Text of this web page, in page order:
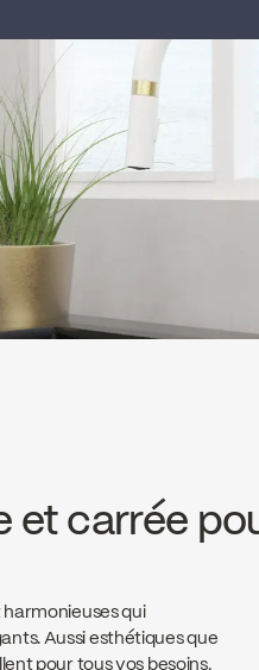
carrée
qui
Aussi esthétiques que
pour tous vos besoins.